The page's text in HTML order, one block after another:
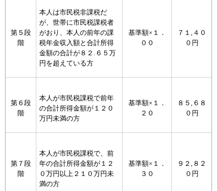
第５段
階
本人は市民税非課税だ
が、世帯に市民税課税者
がおり、本人の前年の課
税年金収入額と合計所得
金額の合計が８２.６５万
円を超えている方
基準額×１．
００
７１,４０
０円
第６段
階
本人が市民税課税で前年
の合計所得金額が１２０
万円未満の方
基準額×１．
２０
８５,６８
０円
第７段
階
本人が市民税課税で、前
年の合計所得金額が１２
０万円以上２１０万円未
満の方
基準額×１．
３０
９２,８２
０円